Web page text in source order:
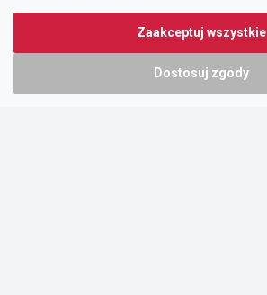
Zaakceptuj wszystkie
Dostosuj zgody